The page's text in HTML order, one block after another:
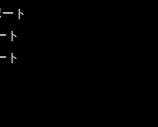
ト
ト
ト